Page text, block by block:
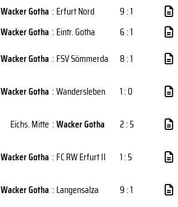
Wacker Gotha : Erfurt Nord
9 : 1
Wacker Gotha : Eintr. Gotha
6 : 1
Wacker Gotha : FSV Sömmerda
8 : 1
Wacker Gotha :Wandersleben
1 : 0
Eichs. Mitte :Wacker Gotha
2 : 5
Wacker Gotha : FC RW Erfurt II
1 : 5
Wacker Gotha : Langensalza
9 : 1